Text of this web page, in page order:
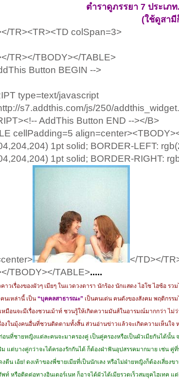
ตำราดูภรรยา 7 ประเภ
(ใช้ดูสามี
TR><TR><TD colSpan=3>
TR></TBODY></TABLE>
Button BEGIN -->
type=text/javascript
s7.addthis.com/js/250/
AddThis Button END --></B>
cellPadding=5
1pt solid; BORDER-LEFT:
1pt solid; BORDER-RIGHT:
</TD></
TBODY></TABLE>.....
าวเรื่องของผัวๆ เมียๆ ในแวดวงดารา นักร้อง นักแสดง ไฮโซ ไฮซ้อ รว
คนเหล่านี้ เป็น “บุคคลสาธารณะ” เป็นคนเด่น คนดังของสังคม พฤติกรร
หมือนจะมีเรื่องชวนเม้าท์ ชวนรู้ให้เกิดความมันส์ในอารมณ์มากกว่า ไ
องในมุ้งคนอื่นที่ชวนติดตามทั้งสิ้น ส่วนอ่านข่าวแล้วจะเกิดความเห็นใจ
อนที่ชายหญิงแต่ละคนจะมาครองคู่ เป็นคู่ครองหรือเป็นผัวเมียกันได้นั้น
ม แต่บางคู่กว่าจะได้ครองรักกันได้ ก็ต้องฝ่าฟันอุปสรรคมากมาย เช่น
ตีน เอ้ย! ดงเท้าของพี่ชายเมียที่เป็นนักเลง หรือไม่ฝ่ายหญิงก็ต้องเสี่ย
พท์ หรือติดต่อทางอินเตอร์เนท ก็อาจได้ผัวได้เมียรวดเร็วสมยุคไฮเท